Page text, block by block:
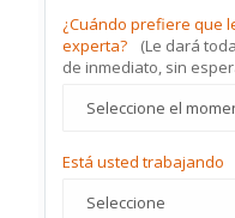
¿Cuándo prefiere que
experta?
(Le dará
de inmediato, sin
Está usted trabajando